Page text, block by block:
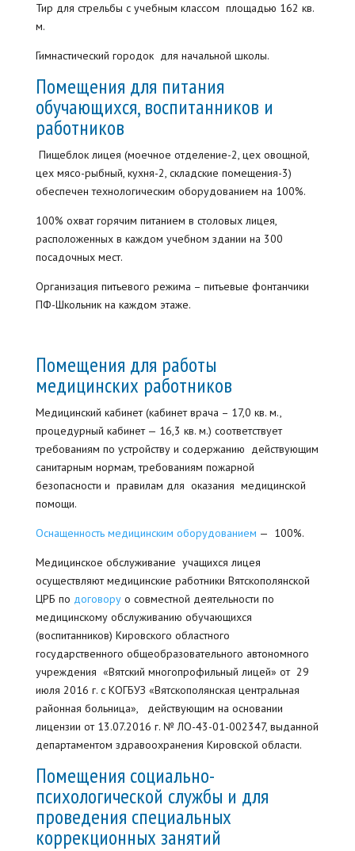
Тир для стрельбы с учебным классом площадью 162 кв.
м.
Гимнастический городок для начальной школы.
Помещения для питания
обучающихся, воспитанников и
работников
Пищеблок лицея (моечное отделение-2, цех овощной,
цех мясо-рыбный, кухня-2, складские помещения-3)
обеспечен технологическим оборудованием на 100%.
100% охват горячим питанием в столовых лицея,
расположенных в каждом учебном здании на 300
посадочных мест.
Организация питьевого режима – питьевые фонтанчики
ПФ-Школьник на каждом этаже.
Помещения для работы
медицинских работников
Медицинский кабинет (кабинет врача – 17,0 кв. м.,
процедурный кабинет — 16,3 кв. м.) соответствует
требованиям по устройству и содержанию действующим
санитарным нормам, требованиям пожарной
безопасности и правилам для оказания медицинской
помощи.
Оснащенность медицинским оборудованием — 100%.
Медицинское обслуживание учащихся лицея
осуществляют медицинские работники Вятскополянской
ЦРБ по договору о совместной деятельности по
медицинскому обслуживанию обучающихся
(воспитанников) Кировского областного
государственного общеобразовательного автономного
учреждения «Вятский многопрофильный лицей» от 29
июля 2016 г. с КОГБУЗ «Вятскополянская центральная
районная больница», действующим на основании
лицензии от 13.07.2016 г. № ЛО-43-01-002347, выданной
департаментом здравоохранения Кировской области.
Помещения социально-
психологической службы и для
проведения специальных
коррекционных занятий